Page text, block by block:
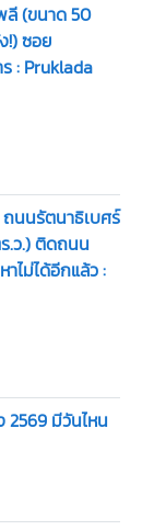
ลี (ขนาด 50
!) ซอย
: Pruklada
ถนนรัตนาธิเบศร์
.ว.) ติดถนน
ไม่ได้อีกแล้ว :
มีวันไหน